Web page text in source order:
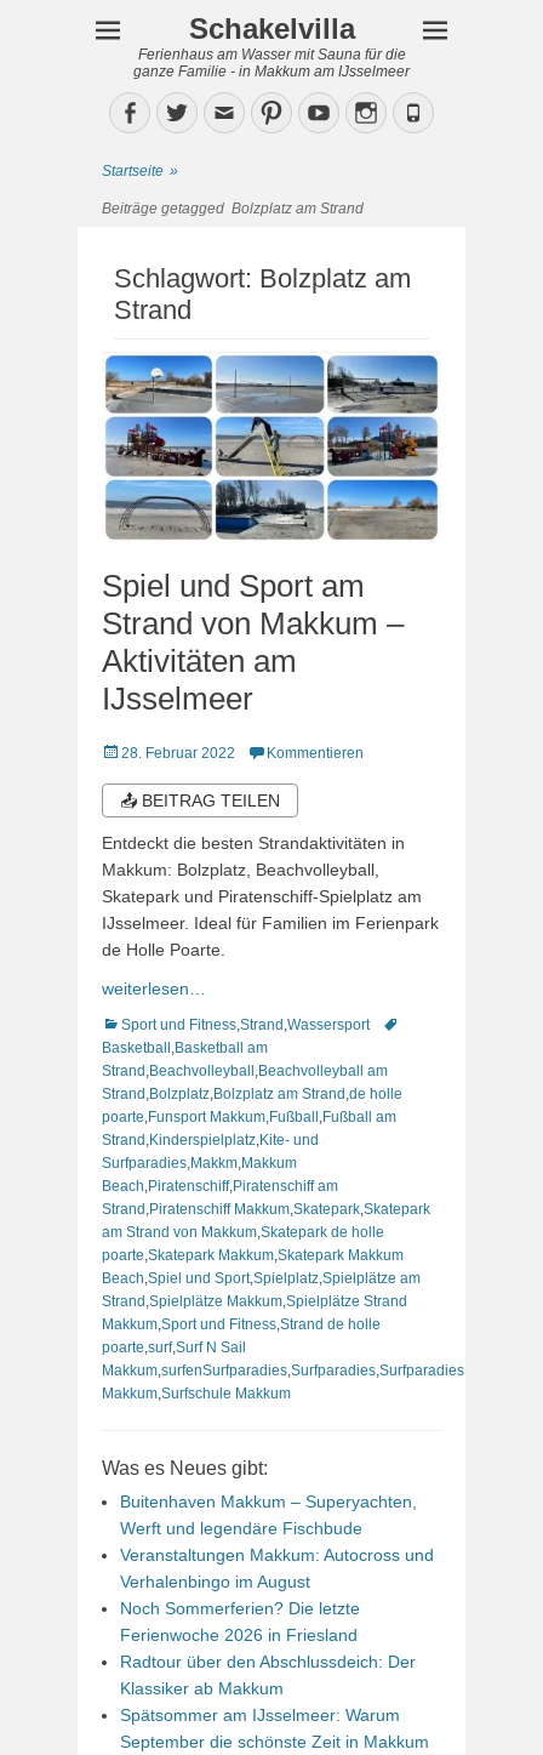
Schakelvilla
Ferienhaus am Wasser mit Sauna für die
ganze Familie - in Makkum am IJsselmeer
Facebook
TwitterEmailPinterestYouTubeInstagram
Phone
Startseite »
Beiträge getagged Bolzplatz am Strand
Schlagwort: Bolzplatz am
Strand
Spiel und Sport am
Strand von Makkum –
Aktivitäten am
IJsselmeer
Veröffentlicht
28. Februar 2022 Kommentieren
📤 BEITRAG TEILEN
Entdeckt die besten Strandaktivitäten in
Makkum: Bolzplatz, Beachvolleyball,
Skatepark und Piratenschiff-Spielplatz am
IJsselmeer. Ideal für Familien im Ferienpark
de Holle Poarte.
weiterlesen…
Kategorien
Sport und Fitness Strand Wassersport
Schlagworte
Basketball Basketball am
Strand Beachvolleyball Beachvolleyball am
Strand Bolzplatz Bolzplatz am Strand de holle
poarte Funsport Makkum Fußball Fußball am
Strand Kinderspielplatz Kite- und
Surfparadies Makkm Makkum
Beach Piratenschiff, Piratenschiff am
Strand Piratenschiff Makkum Skatepark Skatepark
am Strand von Makkum Skatepark de holle
poarte Skatepark Makkum Skatepark Makkum
Beach Spiel und Sport,Spielplatz Spielplätze am
Strand Spielplätze Makkum Spielplätze Strand
Makkum Sport und Fitness Strand de holle
poarte surf,Surf N Sail
Makkum surfenSurfparadies Surfparadies Surfparadies
Makkum Surfschule Makkum
Was es Neues gibt:
Buitenhaven Makkum – Superyachten,
Werft und legendäre Fischbude
Veranstaltungen Makkum: Autocross und
Verhalenbingo im August
Noch Sommerferien? Die letzte
Ferienwoche 2026 in Friesland
Radtour über den Abschlussdeich: Der
Klassiker ab Makkum
Spätsommer am IJsselmeer: Warum
September die schönste Zeit in Makkum